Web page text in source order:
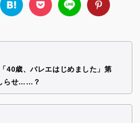
40歳、バレエはじめました」第
らせ……？